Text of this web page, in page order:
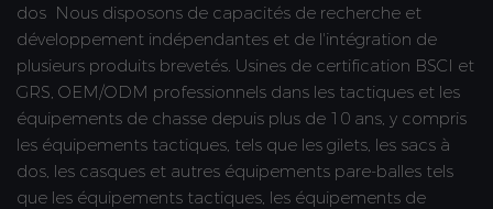
dos Nous disposons de capacités de recherche et
développement indépendantes et de l'intégration de
plusieurs produits brevetés. Usines de certification BSCI et
GRS, OEM/ODM professionnels dans les tactiques et les
équipements de chasse depuis plus de 10 ans, y compris
les équipements tactiques, tels que les gilets, les sacs à
dos, les casques et autres équipements pare-balles tels
que les équipements tactiques, les équipements de